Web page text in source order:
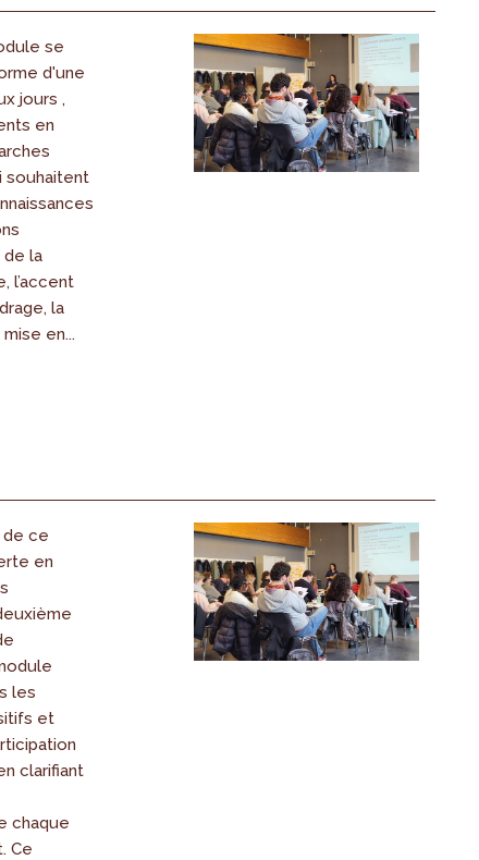
se
d'une
jours ,
en
souhaitent
la
l’accent
la
en...
ce
en
les
et
clarifiant
chaque
Ce